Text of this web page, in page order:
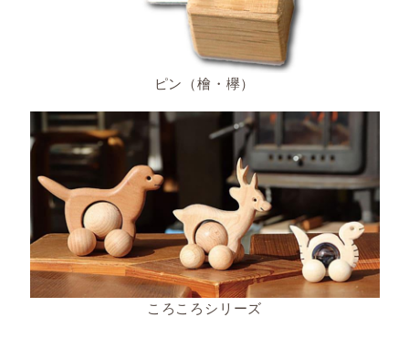
ピン（檜・欅）
ころころシリーズ